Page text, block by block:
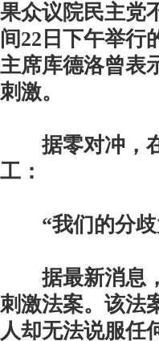
果众议院民主党
间22日下午举行
主席库德洛曾表
刺激。
据零对冲，在
工：
“我们的分歧
据最新消息，
刺激法案。该法
人却无法说服任